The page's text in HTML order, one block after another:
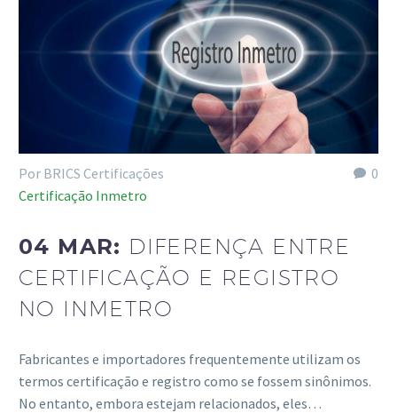
0
Por BRICS Certificações
Certificação Inmetro
04 MAR: DIFERENÇA ENTRE
CERTIFICAÇÃO E REGISTRO
NO INMETRO
Fabricantes e importadores frequentemente utilizam os
termos certificação e registro como se fossem sinônimos.
No entanto, embora estejam relacionados, eles…